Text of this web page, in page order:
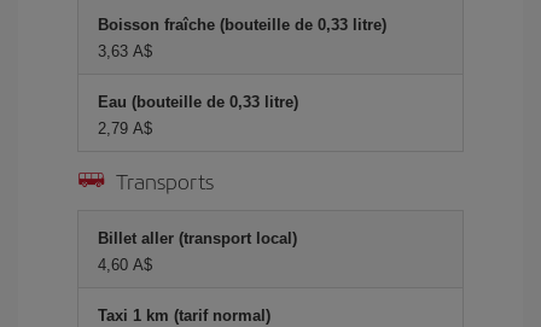
Boisson fraîche (bouteille de 0,33 litre)
3,63 A$
Eau (bouteille de 0,33 litre)
2,79 A$
Transports
Billet aller (transport local)
4,60 A$
Taxi 1 km (tarif normal)